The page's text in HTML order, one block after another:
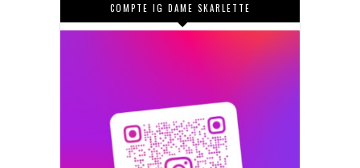
COMPTE IG DAME SKARLETTE